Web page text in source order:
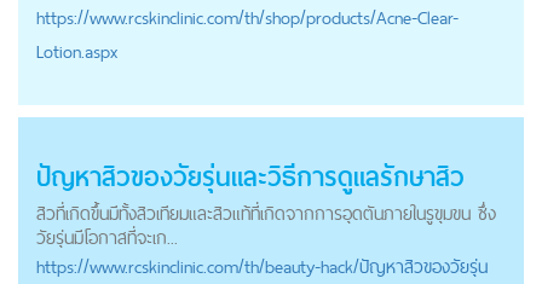
https://www.rcskinclinic.com/th/shop/products/Acne-Clear-
Lotion.aspx
ปัญหาสิวของวัยรุ่นและวิธีการดูแลรักษาสิว
สิวที่เกิดขึ้นมีทั้งสิวเทียมและสิวแท้ที่เกิดจากการอุดตันภายในรูขุมขน ซึ่ง
วัยรุ่นมีโอกาสที่จะเก...
https://www.rcskinclinic.com/th/beauty-hack/ปัญหาสิวของวัยรุ่น